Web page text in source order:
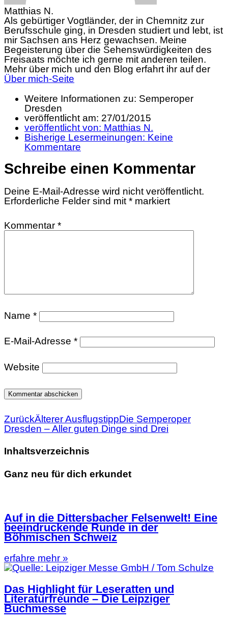
Matthias N.
Als gebürtiger Vogtländer, der in Chemnitz zur
Berufsschule ging, in Dresden studiert und lebt, ist
mir Sachsen ans Herz gewachsen. Meine
Begeisterung über die Sehenswürdigkeiten des
Freisaats möchte ich gerne mit anderen teilen.
Mehr über mich und den Blog erfahrt ihr auf der
Über mich-Seite
Weitere Informationen zu: Semperoper
Dresden
veröffentlicht am: 27/01/2015
veröffentlicht von: Matthias N.
Bisherige Lesermeinungen: Keine
Kommentare
Schreibe einen Kommentar
Deine E-Mail-Adresse wird nicht veröffentlicht.
Erforderliche Felder sind mit * markiert
Kommentar *
Name *
E-Mail-Adresse *
Website
ZurückÄlterer AusflugstippDie Semperoper
Dresden – Aller guten Dinge sind Drei
Inhaltsverzeichnis
Ganz neu für dich erkundet
Auf in die Dittersbacher Felsenwelt! Eine
beeindruckende Runde in der
Böhmischen Schweiz
erfahre mehr »
Das Highlight für Leseratten und
Literaturfreunde – Die Leipziger
Buchmesse